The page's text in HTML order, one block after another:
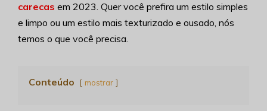
carecas em 2023. Quer você prefira um estilo simples
e limpo ou um estilo mais texturizado e ousado, nós
temos o que você precisa.
Conteúdo mostrar